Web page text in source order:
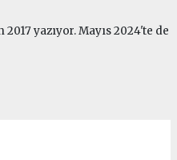
yazıyor. Mayıs 2024'te de